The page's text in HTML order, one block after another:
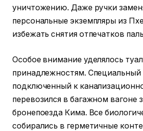
уничтожению. Даже ручки
персональные экземпляры из
избежать снятия отпечатков
Особое внимание уделялось
принадлежностям. Специальный
подключенный к
перевозился в багажном вагоне
бронепоезда Кима. Все
собирались в герметичные